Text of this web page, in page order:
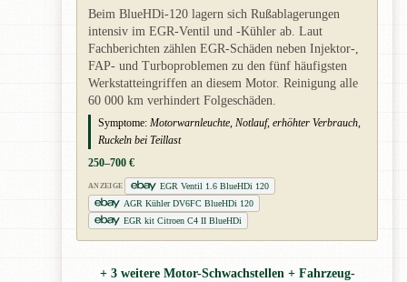
Beim BlueHDi-120 lagern sich Rußablagerungen
intensiv im EGR-Ventil und -Kühler ab. Laut
Fachberichten zählen EGR-Schäden neben Injektor-,
FAP- und Turboproblemen zu den fünf häufigsten
Werkstatteingriffen an diesem Motor. Reinigung alle
60 000 km verhindert Folgeschäden.
Symptome: Motorwarnleuchte, Notlauf, erhöhter Verbrauch,
Ruckeln bei Teillast
250–700 €
ANZEIGE
EGR Ventil 1.6 BlueHDi 120
AGR Kühler DV6FC BlueHDi 120
EGR kit Citroen C4 II BlueHDi
+ 3 weitere Motor-Schwachstellen + Fahrzeug-